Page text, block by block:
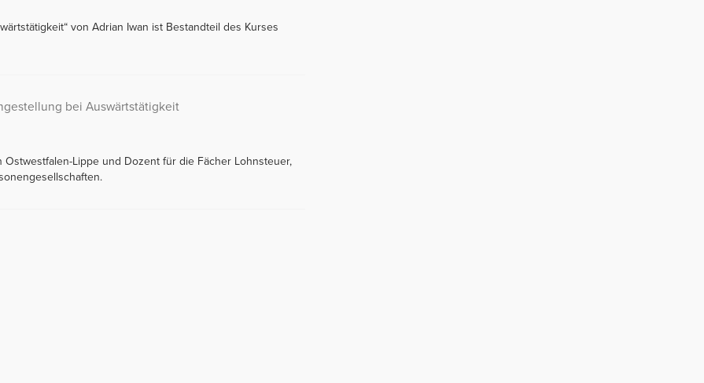
von Adrian Iwan ist Bestandteil des Kurses
bei Auswärtstätigkeit
Lippe und Dozent für die Fächer Lohnsteuer,